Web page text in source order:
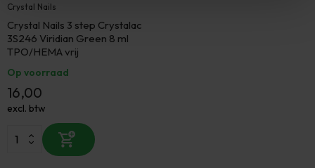
Crystal Nails
Crystal Nails 3 step Crystalac
3S246 Viridian Green 8 ml
TPO/HEMA vrij
Op voorraad
16,00
excl. btw